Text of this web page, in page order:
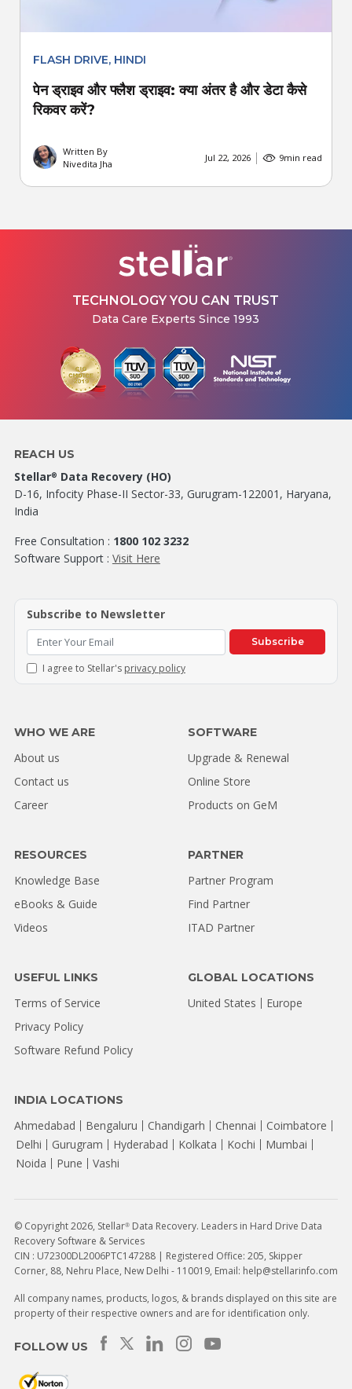
FLASH DRIVE, HINDI
पेन ड्राइव और फ्लैश ड्राइव: क्या अंतर है और डेटा कैसे
रिकवर करें?
Written By
Nivedita Jha
Jul 22, 2026 9min read
TECHNOLOGY YOU CAN TRUST
Data Care Experts Since 1993
REACH US
Stellar® Data Recovery (HO)
D-16, Infocity Phase-II Sector-33, Gurugram-122001, Haryana,
India
Free Consultation : 1800 102 3232
Software Support : Visit Here
Subscribe to Newsletter
Subscribe
I agree to Stellar's privacy policy
WHO WE ARE
About us
Contact us
Career
SOFTWARE
Upgrade & Renewal
Online Store
Products on GeM
RESOURCES
Knowledge Base
eBooks & Guide
Videos
PARTNER
Partner Program
Find Partner
ITAD Partner
USEFUL LINKS
Terms of Service
Privacy Policy
Software Refund Policy
INDIA LOCATIONS
Ahmedabad Bengaluru Chandigarh Chennai
Coimbatore
Delhi
Gurugram Hyderabad Kolkata Kochi
Mumbai
Noida
Pune Vashi
GLOBAL LOCATIONS
United States Europe
© Copyright 2026, Stellar®Data Recovery. Leaders in Hard Drive Data
Recovery Software & Services
CIN : U72300DL2006PTC147288 | Registered Office: 205, Skipper
Corner, 88, Nehru Place, New Delhi - 110019, Email: help@stellarinfo.com
All company names, products, logos, & brands displayed on this site are
property of their respective owners and are for identification only.
FOLLOW US